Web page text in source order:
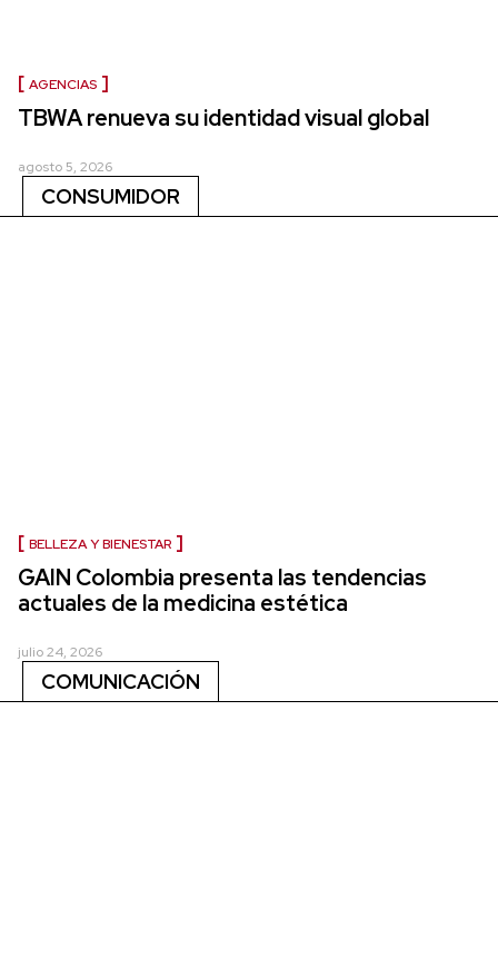
AGENCIAS
TBWA renueva su identidad visual global
agosto 5, 2026
CONSUMIDOR
BELLEZA Y BIENESTAR
GAIN Colombia presenta las tendencias
actuales de la medicina estética
julio 24, 2026
COMUNICACIÓN